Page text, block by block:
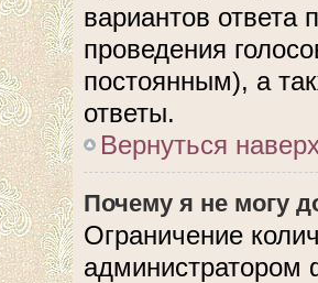
вариантов ответа
проведения
постоянным), а
ответы.
Вернуться
Почему я не могу
Ограничение